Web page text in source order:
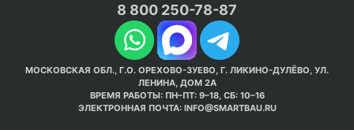
8 800 250-78-87
МОСКОВСКАЯ ОБЛ., Г.О. ОРЕХОВО-ЗУЕВО, Г. ЛИКИНО-ДУЛЁВО, УЛ.
ЛЕНИНА, ДОМ 2А
ВРЕМЯ РАБОТЫ: ПН–ПТ: 9–18, СБ: 10–16
ЭЛЕКТРОННАЯ ПОЧТА: INFO@SMARTBAU.RU